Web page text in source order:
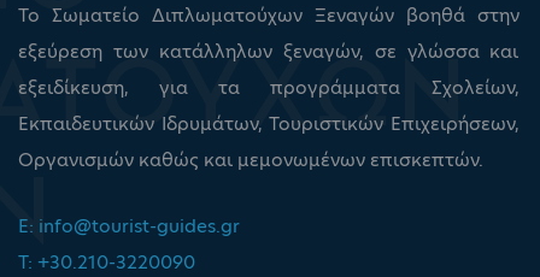
Το Σωματείο Διπλωματούχων Ξεναγών βοηθά στην
εξεύρεση των κατάλληλων ξεναγών, σε γλώσσα και
εξειδίκευση, για τα προγράμματα Σχολείων,
Εκπαιδευτικών Ιδρυμάτων, Τουριστικών Επιχειρήσεων,
Οργανισμών καθώς και μεμονωμένων επισκεπτών.
E: info@tourist-guides.gr
T: +30.210-3220090